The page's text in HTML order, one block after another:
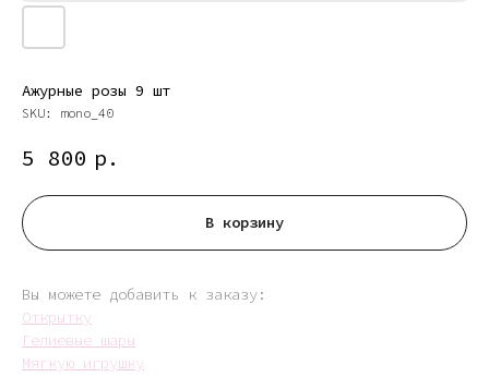
Ажурные розы 9 шт
SKU: mono_40
5 800 р.
В корзину
Вы можете добавить к заказу:
Открытку
Гелиевые шары
Мягкую игрушку